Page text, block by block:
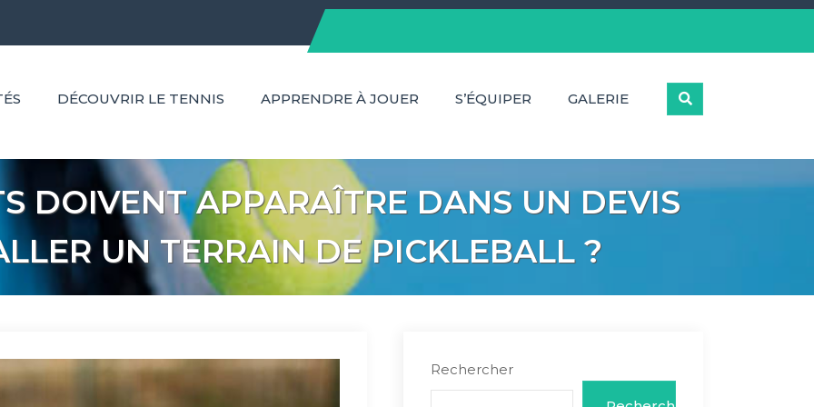
DÉCOUVRIR LE TENNIS APPRENDRE À JOUER S’ÉQUIPER GALERIE
DOIVENT APPARAÎTRE DANS UN DEVIS
UN TERRAIN DE PICKLEBALL ?
Rechercher